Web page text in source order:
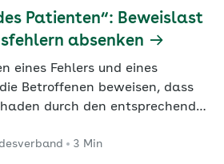
Patienten“: Beweislast
absenken
eines Fehlers und eines
Betroffenen beweisen, dass
durch den entsprechenden
des AOK-Bundesverbandes,
3 Min